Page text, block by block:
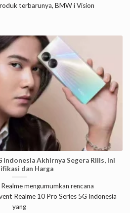
terbarunya, BMW i Vision
Indonesia Akhirnya Segera Rilis, Ini
dan Harga
mengumumkan rencana
Realme 10 Pro Series 5G Indonesia
yang